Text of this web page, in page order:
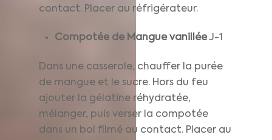
contact. Placer au réfrigérateur.
Compotée de Mangue vanilléeJ-1
Dans une casserole, chauffer la purée
de mangue et le sucre. Hors du feu
ajouter la gélatine réhydratée,
mélanger, puis verser la compotée
dans un bol filmé au contact. Placer au